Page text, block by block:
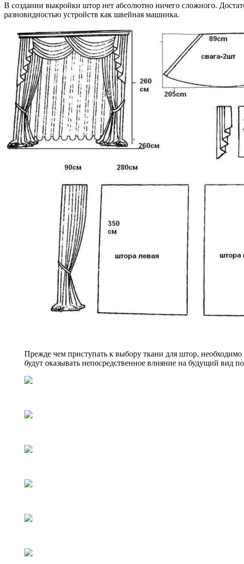
В создании выкройки штор нет абсолютно ничего сложного.
разновидностью устройств как швейная машинка.
Прежде чем приступать к выбору ткани для штор,
будут оказывать непосредственное влияние на будущий вид